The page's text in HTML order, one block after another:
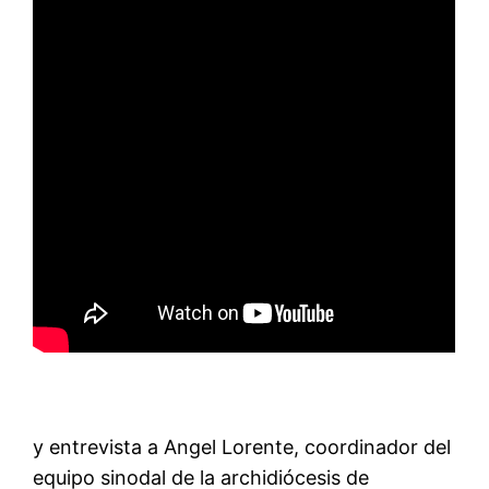
y entrevista a Angel Lorente, coordinador del
equipo sinodal de la archidiócesis de